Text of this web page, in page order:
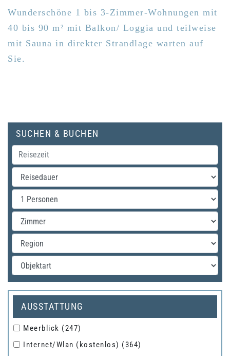
Wunderschöne 1 bis 3-Zimmer-Wohnungen mit
40 bis 90 m² mit Balkon/ Loggia und teilweise
mit Sauna in direkter Strandlage warten auf
Sie.
SUCHEN & BUCHEN
Personen
Zimmer
Region
Objart
AUSSTATTUNG
Meerblick (247)
Internet/Wlan (kostenlos) (364)